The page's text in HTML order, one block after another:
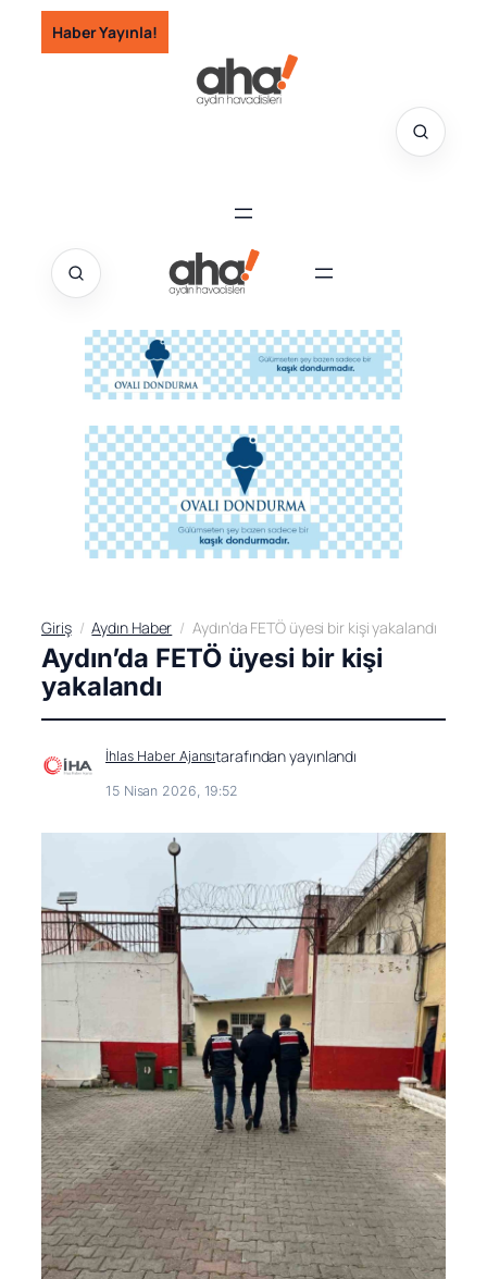
İçeriğe
geç
Haber Yayınla!
Giriş Aydın Haber Aydın’da FETÖ üyesi bir kişi yakalandı
Aydın’da FETÖ üyesi bir kişi
yakalandı
İhlas Haber Ajansıtarafından yayınlandı
15 Nisan 2026, 19:52